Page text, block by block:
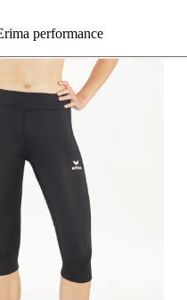
performance